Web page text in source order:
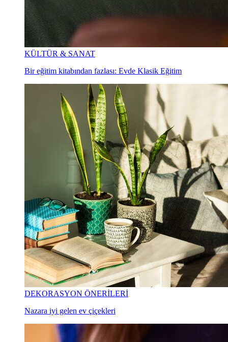
KÜLTÜR & SANAT
Bir eğitim kitabından fazlası: Evde Klasik Eğitim
DEKORASYON ÖNERİLERİ
Nazara iyi gelen ev çiçekleri